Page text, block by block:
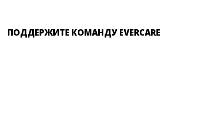
ПОДДЕРЖИТЕ КОМАНДУ EVERCARE